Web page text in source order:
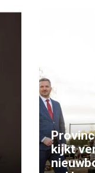
kijkt